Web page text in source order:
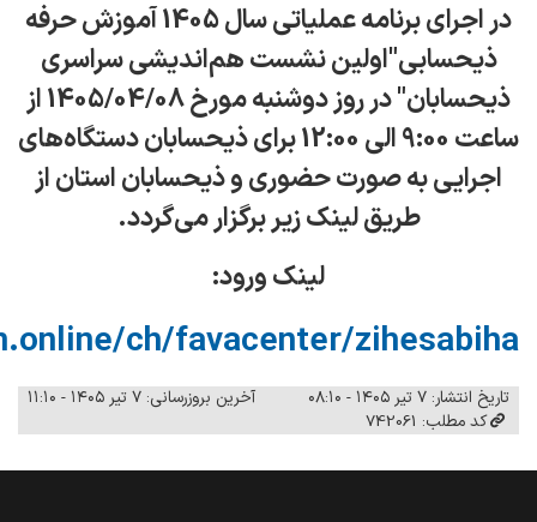
در اجرای برنامه عملیاتی سال 1405 آموزش حرفه
ذیحسابی"اولین نشست هم‌اندیشی سراسری
ذیحسابان" در روز دوشنبه مورخ 1405/04/08 از
ساعت 9:00 الی 12:00 برای ذیحسابان دستگاه‌های
اجرایی به صورت حضوری و ذیحسابان استان از
طریق لینک زیر برگزار می‌گردد.
لینک ورود:
ch/favacenter/zihesabiha
تاریخ انتشار: ۷ تیر ۱۴۰۵ - ۰۸:۱۰
آخرین بروزرسانی: ۷ تیر ۱۴۰۵ - ۱۱:۱۰
کد مطلب: 742061